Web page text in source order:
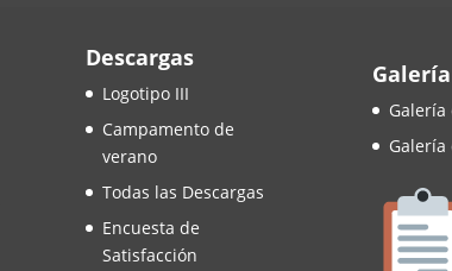
Descargas
Logotipo III
Campamento de
verano
Todas las Descargas
Encuesta de
Satisfacción
Galería
Galería
Galería